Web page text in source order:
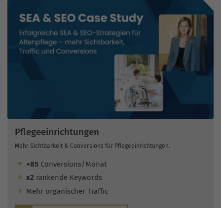
Pflegeeinrichtungen
Mehr Sichtbarkeit & Conversions für Pflegeeinrichtungen.
+85Conversions/Monat
x2 rankende Keywords
Mehr organischer Traffic